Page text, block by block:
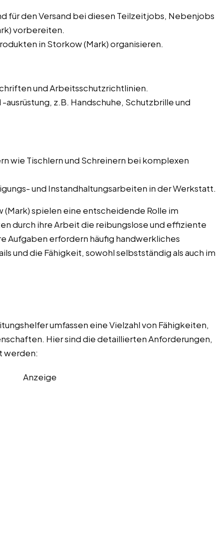
für den Versand bei diesen Teilzeitjobs, Nebenjobs
vorbereiten.
in Storkow (Mark) organisieren.
und Arbeitsschutzrichtlinien.
ausrüstung, z.B. Handschuhe, Schutzbrille und
wie Tischlern und Schreinern bei komplexen
und Instandhaltungsarbeiten in der Werkstatt.
spielen eine entscheidende Rolle im
durch ihre Arbeit die reibungslose und effiziente
Aufgaben erfordern häufig handwerkliches
und die Fähigkeit, sowohl selbstständig als auch im
umfassen eine Vielzahl von Fähigkeiten,
Hier sind die detaillierten Anforderungen,
werden:
Anzeige